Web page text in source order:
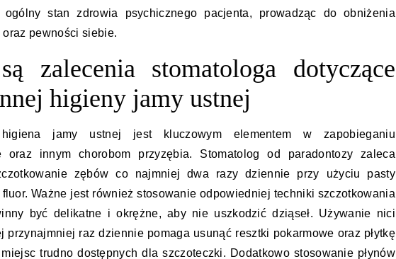
ogólny stan zdrowia psychicznego pacjenta, prowadząc do obniżenia
pewności siebie.
zalecenia stomatologa dotyczące
higieny jamy ustnej
jamy ustnej jest kluczowym elementem w zapobieganiu
oraz innym chorobom przyzębia. Stomatolog od paradontozy zaleca
zębów co najmniej dwa razy dziennie przy użyciu pasty
Ważne jest również stosowanie odpowiedniej techniki szczotkowania
być delikatne i okrężne, aby nie uszkodzić dziąseł. Używanie nici
przynajmniej raz dziennie pomaga usunąć resztki pokarmowe oraz płytkę
trudno dostępnych dla szczoteczki. Dodatkowo stosowanie płynów